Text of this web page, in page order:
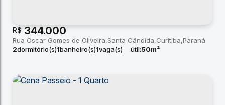
R$ 344.000
Rua Oscar Gomes de Oliveira Santa Cândida Curitiba Paraná
2dormitório(s)1banheiro(s)1vaga(s) útil:50m²